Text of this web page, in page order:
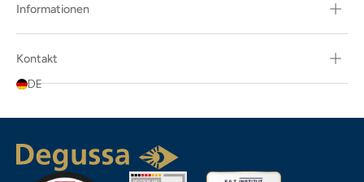
Informationen
Kontakt
DE